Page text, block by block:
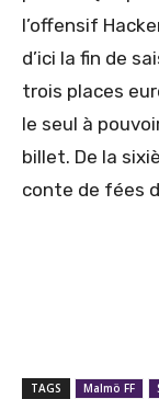
l’offensif
d’ici la fin de
trois places
le seul à
billet. De la
conte de fées
TAGS Malmö FF